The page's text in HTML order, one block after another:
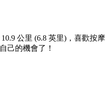
公里 (6.8 英里)，喜歡按摩
己的機會了！